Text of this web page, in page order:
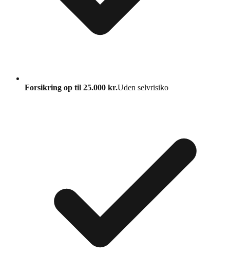
Forsikring op til 25.000 kr.Uden selvrisiko